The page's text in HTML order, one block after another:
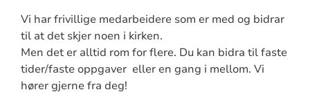
Vi har frivillige medarbeidere som er med og bidrar
til at det skjer noen i kirken.
Men det er alltid rom for flere. Du kan bidra til faste
tider/faste oppgaver eller en gang i mellom. Vi
hører gjerne fra deg!